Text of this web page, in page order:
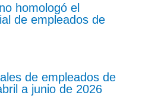
homologó el
de empleados de
de empleados de
a junio de 2026